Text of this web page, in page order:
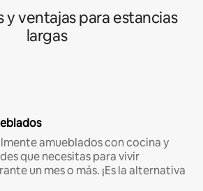
ventajas para estancias
largas
amueblados con cocina y
que necesitas para vivir
un mes o más. ¡Es la alternativa